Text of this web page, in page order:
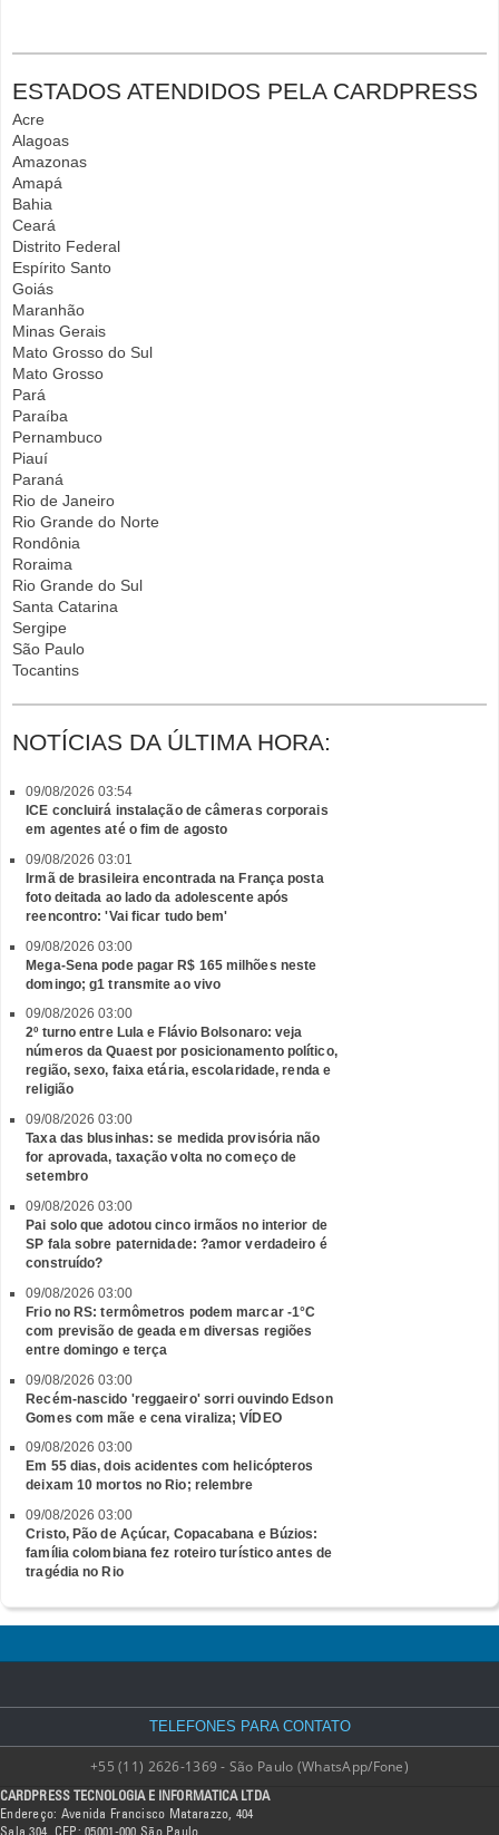
ESTADOS ATENDIDOS PELA CARDPRESS
Acre
Alagoas
Amazonas
Amapá
Bahia
Ceará
Distrito Federal
Espírito Santo
Goiás
Maranhão
Minas Gerais
Mato Grosso do Sul
Mato Grosso
Pará
Paraíba
Pernambuco
Piauí
Paraná
Rio de Janeiro
Rio Grande do Norte
Rondônia
Roraima
Rio Grande do Sul
Santa Catarina
Sergipe
São Paulo
Tocantins
NOTÍCIAS DA ÚLTIMA HORA:
09/08/2026 03:54
ICE concluirá instalação de câmeras corporais
em agentes até o fim de agosto
09/08/2026 03:01
Irmã de brasileira encontrada na França posta
foto deitada ao lado da adolescente após
reencontro: 'Vai ficar tudo bem'
09/08/2026 03:00
Mega-Sena pode pagar R$ 165 milhões neste
domingo; g1 transmite ao vivo
09/08/2026 03:00
2º turno entre Lula e Flávio Bolsonaro: veja
números da Quaest por posicionamento político,
região, sexo, faixa etária, escolaridade, renda e
religião
09/08/2026 03:00
Taxa das blusinhas: se medida provisória não
for aprovada, taxação volta no começo de
setembro
09/08/2026 03:00
Pai solo que adotou cinco irmãos no interior de
SP fala sobre paternidade: ?amor verdadeiro é
construído?
09/08/2026 03:00
Frio no RS: termômetros podem marcar -1°C
com previsão de geada em diversas regiões
entre domingo e terça
09/08/2026 03:00
Recém-nascido 'reggaeiro' sorri ouvindo Edson
Gomes com mãe e cena viraliza; VÍDEO
09/08/2026 03:00
Em 55 dias, dois acidentes com helicópteros
deixam 10 mortos no Rio; relembre
09/08/2026 03:00
Cristo, Pão de Açúcar, Copacabana e Búzios:
família colombiana fez roteiro turístico antes de
tragédia no Rio
TELEFONES PARA CONTATO
+55 (11) 2626-1369 - São Paulo (WhatsApp/Fone)
CARDPRESS TECNOLOGIA E INFORMATICA LTDA
Endereço: Avenida Francisco Matarazzo, 404
Sala 304, CEP: 05001-000 São Paulo